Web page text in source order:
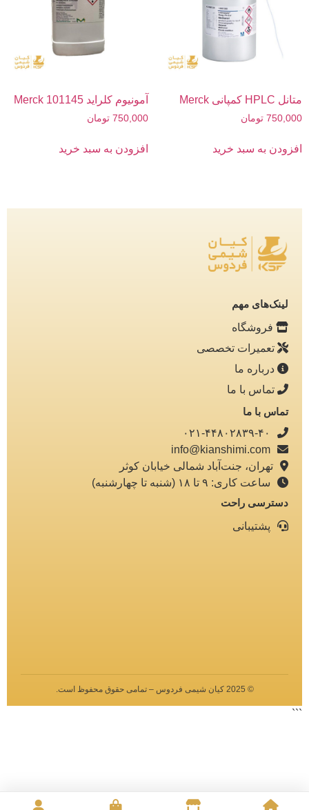
متانل HPLC کمپانی Merck
750,000 تومان
افزودن به سبد خرید
آمونیوم کلراید 101145 Merck
750,000 تومان
افزودن به سبد خرید
لینک‌های مهم
فروشگاه
تعمیرات تخصصی
درباره ما
تماس با ما
تماس با ما
تهران، جنت‌آباد شمالی خیابان کوثر
ساعت کاری: ۹ تا ۱۸ (شنبه تا چهارشنبه)
دسترسی راحت
پشتیبانی
©️ 2025 کیان شیمی فردوس – تمامی حقوق محفوظ است.
```